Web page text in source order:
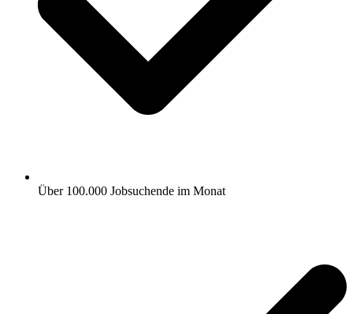
Über 100.000 Jobsuchende im Monat